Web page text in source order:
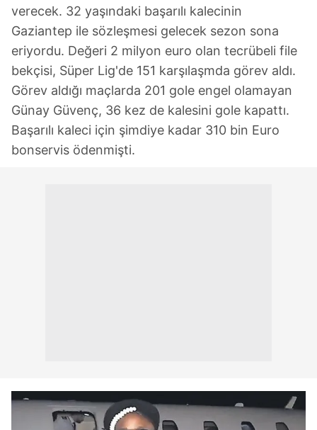
verecek. 32 yaşındaki başarılı kalecinin
Gaziantep ile sözleşmesi gelecek sezon sona
eriyordu. Değeri 2 milyon euro olan tecrübeli file
bekçisi, Süper Lig'de 151 karşılaşmda görev aldı.
Görev aldığı maçlarda 201 gole engel olamayan
Günay Güvenç, 36 kez de kalesini gole kapattı.
Başarılı kaleci için şimdiye kadar 310 bin Euro
bonservis ödenmişti.